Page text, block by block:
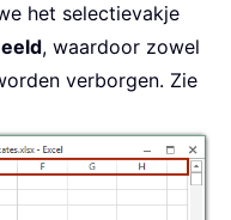
het selectievakje
, waardoor zowel
verborgen. Zie